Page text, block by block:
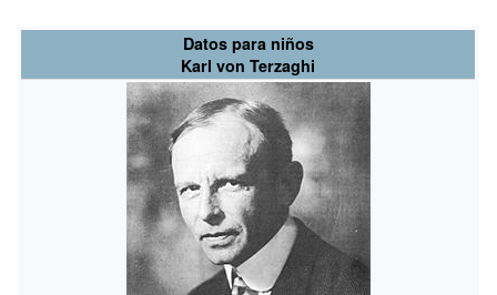
Datos para niños
Karl von Terzaghi